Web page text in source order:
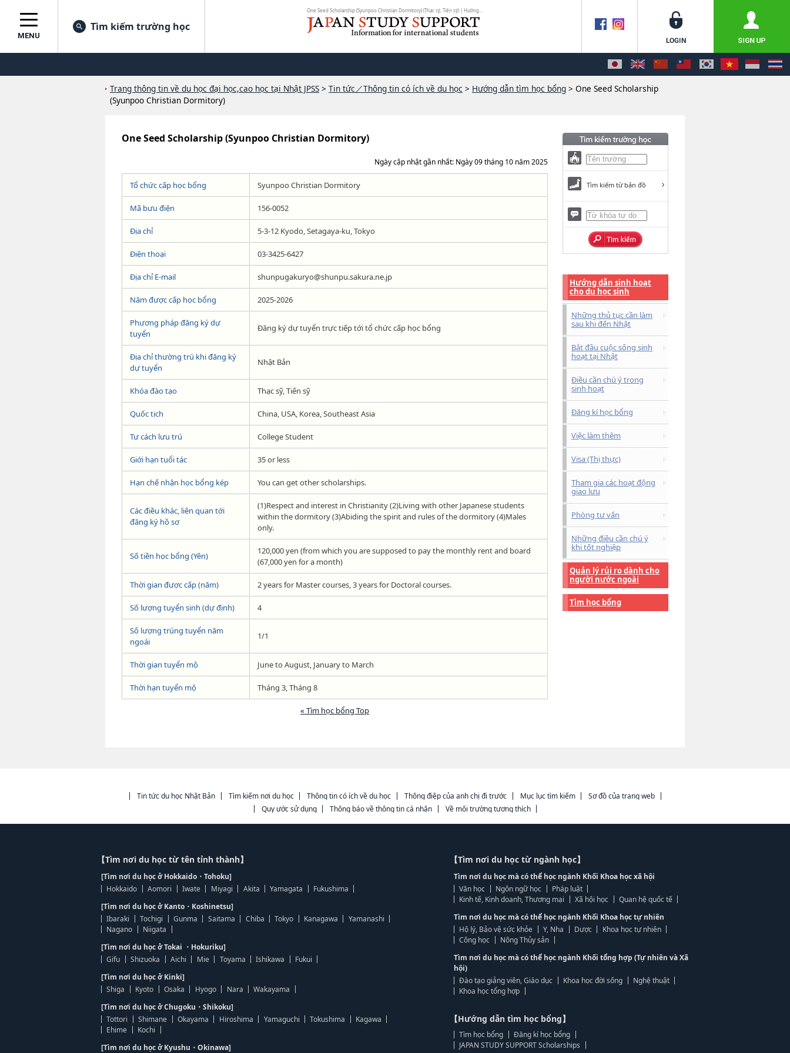
One Seed Scholarship (Syunpoo Christian Dormitory) (Thạc sỹ, Tiến sỹ) | Hướng...
MENU
Tìm kiếm trường học
Trang thông tin về du học đại học,cao học tại Nhật JPSS > Tin tức／Thông tin có ích về du học > Hướng dẫn tìm học bổng > One Seed Scholarship
(Syunpoo Christian Dormitory)
One Seed Scholarship (Syunpoo Christian Dormitory)
Ngày cập nhật gần nhất: Ngày 09 tháng 10 năm 2025
Tổ chức cấp học bổng Syunpoo Christian Dormitory
Mã bưu điện 156-0052
Địa chỉ 5-3-12 Kyodo, Setagaya-ku, Tokyo
Điện thoại 03-3425-6427
Địa chỉ E-mail shunpugakuryo@shunpu.sakura.ne.jp
Năm được cấp học bổng 2025-2026
Phương pháp đăng ký dự
tuyển
Đăng ký dự tuyển trực tiếp tới tổ chức cấp học bổng
Địa chỉ thường trú khi đăng ký
dự tuyển
Nhật Bản
Khóa đào tạo Thạc sỹ, Tiến sỹ
Quốc tịch China, USA, Korea, Southeast Asia
Tư cách lưu trú College Student
Giới hạn tuổi tác 35 or less
Hạn chế nhận học bổng kép You can get other scholarships.
Các điều khác, liên quan tới
đăng ký hồ sơ
(1)Respect and interest in Christianity (2)Living with other Japanese students
within the dormitory (3)Abiding the spirit and rules of the dormitory (4)Males
only.
Số tiền học bổng (Yên)
120,000 yen (from which you are supposed to pay the monthly rent and board
(67,000 yen for a month)
Thời gian được cấp (năm) 2 years for Master courses, 3 years for Doctoral courses.
Số lượng tuyển sinh (dự định) 4
Số lượng trúng tuyển năm
ngoái
1/1
Thời gian tuyển mộ June to August, January to March
Thời hạn tuyển mộ Tháng 3, Tháng 8
« Tìm học bổng Top
Tìm kiếm từ bản đồ
Hướng dẫn sinh hoạt
cho du học sinh
Những thủ tục cần làm
sau khi đến Nhật
Bắt đầu cuộc sống sinh
hoạt tại Nhật
Điều cần chú ý trong
sinh hoạt
Đăng kí học bổng
Việc làm thêm
Visa (Thị thực)
Tham gia các hoạt động
giao lưu
Phòng tư vấn
Những điều cần chú ý
khi tốt nghiệp
Quản lý rủi ro dành cho
người nước ngoài
Tìm học bổng
Tin tức du học Nhật Bản Tìm kiếm nơi du học Thông tin có ích về du học Thông điệp của anh chị đi trước Mục lục tìm kiếm
Sơ đồ của trang web
Quy ước sử dụng
Thông báo về thông tin cá nhân Về môi trường tương thích
【Tìm nơi du học từ tên tỉnh thành】
[Tìm nơi du học ở Hokkaido・Tohoku]
Hokkaido
Aomori Iwate Miyagi Akita Yamagata
Fukushima
[Tìm nơi du học ở Kanto・Koshinetsu]
Ibaraki
Tochigi Gunma Saitama Chiba Tokyo Kanagawa
Yamanashi
Nagano
Niigata
[Tìm nơi du học ở Tokai ・Hokuriku]
Gifu
Shizuoka Aichi Mie Toyama Ishikawa
Fukui
[Tìm nơi du học ở Kinki]
Shiga
Kyoto Osaka Hyogo Nara
Wakayama
[Tìm nơi du học ở Chugoku・Shikoku]
Tottori
Shimane Okayama Hiroshima Yamaguchi Tokushima
Kagawa
Ehime
Kochi
[Tìm nơi du học ở Kyushu・Okinawa]
【Tìm nơi du học từ ngành học】
Tìm nơi du học mà có thể học ngành Khối Khoa học xã hội
Văn học
Ngôn ngữ học
Pháp luật
Kinh tế, Kinh doanh, Thương mại
Xã hội học
Quan hệ quốc tế
Tìm nơi du học mà có thể học ngành Khối Khoa học tự nhiên
Hộ lý, Bảo vệ sức khỏe
Y, Nha Dược
Khoa học tự nhiên
Công học
Nông Thủy sản
Tìm nơi du học mà có thể học ngành Khối tổng hợp (Tự nhiên và Xã
hội)
Đào tạo giảng viên, Giáo dục
Khoa học đời sống
Nghệ thuật
Khoa học tổng hợp
【Hướng dẫn tìm học bổng】
Tìm học bổng
Đăng kí học bổng
JAPAN STUDY SUPPORT Scholarships